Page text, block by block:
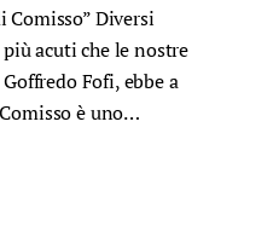
Comisso” Diversi
acuti che le nostre
Fofi, ebbe a
è uno…